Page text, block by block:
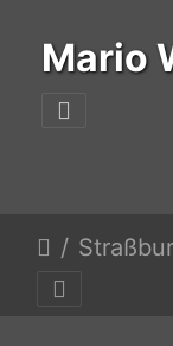
Mario
Straßburg, Colmar, Burg